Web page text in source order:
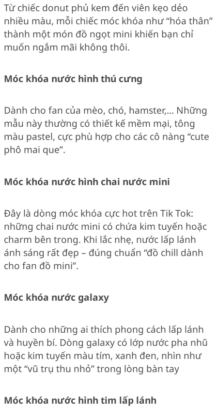
Từ chiếc donut phủ kem đến viên kẹo dẻo
nhiều màu, mỗi chiếc móc khóa như “hóa thân”
thành một món đồ ngọt mini khiến bạn chỉ
muốn ngắm mãi không thôi.
Móc khóa nước hình thú cưng
Dành cho fan của mèo, chó, hamster,… Những
mẫu này thường có thiết kế mềm mại, tông
màu pastel, cực phù hợp cho các cô nàng “cute
phô mai que”.
Móc khóa nước hình chai nước mini
Đây là dòng móc khóa cực hot trên Tik Tok:
những chai nước mini có chứa kim tuyến hoặc
charm bên trong. Khi lắc nhẹ, nước lấp lánh
ánh sáng rất đẹp – đúng chuẩn “đồ chill dành
cho fan đồ mini”.
Móc khóa nước galaxy
Dành cho những ai thích phong cách lấp lánh
và huyền bí. Dòng galaxy có lớp nước pha nhũ
hoặc kim tuyến màu tím, xanh đen, nhìn như
một “vũ trụ thu nhỏ” trong lòng bàn tay
Móc khóa nước hình tim lấp lánh